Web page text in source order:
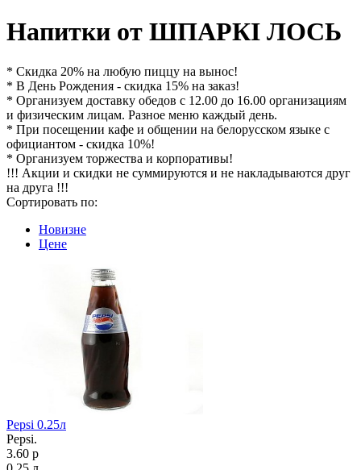
Напитки от ШПАРКІ ЛОСЬ
* Скидка 20% на любую пиццу на вынос!
* В День Рождения - скидка 15% на заказ!
* Организуем доставку обедов с 12.00 до 16.00 организациям
и физическим лицам. Разное меню каждый день.
* При посещении кафе и общении на белорусском языке с
официантом - скидка 10%!
* Организуем торжества и корпоративы!
!!! Акции и скидки не суммируются и не накладываются друг
на друга !!!
Сортировать по:
Новизне
Цене
Pepsi 0.25л
Pepsi.
3.60 р